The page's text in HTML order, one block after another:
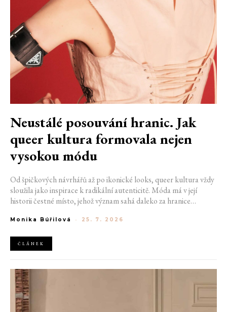
Neustálé posouvání hranic. Jak
queer kultura formovala nejen
vysokou módu
Od špičkových návrhářů až po ikonické looks, queer kultura vždy
sloužila jako inspirace k radikální autenticitě. Móda má v její
historii čestné místo, jehož význam sahá daleko za hranice
postihům a nebezpečí, fungovalo právě oblečení jako tichý jazyk.
druhého a díky velkolepé ballroom scéně měli i lidé na okraji
společnosti prostor zářit na molech. Jak se queer kultura
Monika Búřilová - 25. 7. 2026
ČLÁNEK